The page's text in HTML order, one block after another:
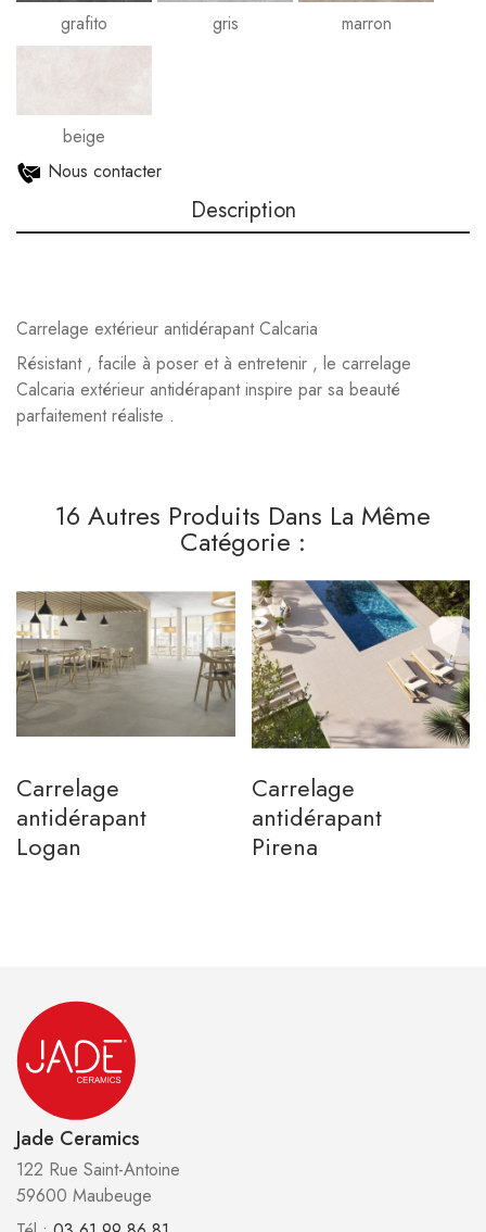
grafito gris marron
beige
Nous contacter
Description
Carrelage extérieur antidérapant Calcaria
Résistant , facile à poser et à entretenir , le carrelage
Calcaria extérieur antidérapant inspire par sa beauté
parfaitement réaliste .
16 Autres Produits Dans La Même
Catégorie :
Carrelage
antidérapant
Logan
Carrelage
antidérapant
Pirena
Jade Ceramics
122 Rue Saint-Antoine
59600 Maubeuge